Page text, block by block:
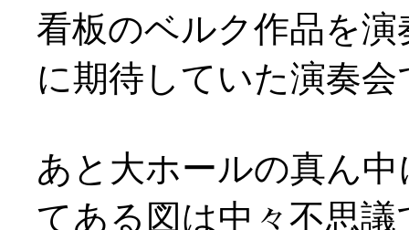
看板のベルク作品を
に期待していた演奏
あと大ホールの真ん
てある図は中々不思